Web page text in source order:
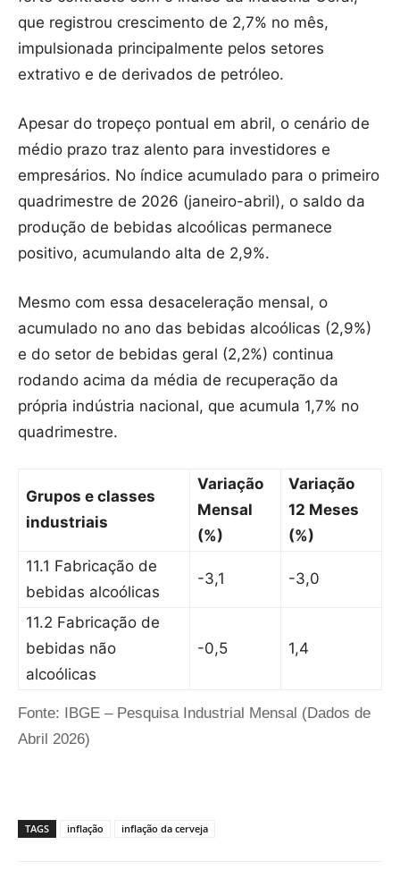
que registrou crescimento de 2,7% no mês,
impulsionada principalmente pelos setores
extrativo e de derivados de petróleo.
Apesar do tropeço pontual em abril, o cenário de
médio prazo traz alento para investidores e
empresários. No índice acumulado para o primeiro
quadrimestre de 2026 (janeiro-abril), o saldo da
produção de bebidas alcoólicas permanece
positivo, acumulando alta de 2,9%.
Mesmo com essa desaceleração mensal, o
acumulado no ano das bebidas alcoólicas (2,9%)
e do setor de bebidas geral (2,2%) continua
rodando acima da média de recuperação da
própria indústria nacional, que acumula 1,7% no
quadrimestre.
Grupos e classes
industriais
Variação
Mensal
(%)
Variação
12 Meses
(%)
11.1 Fabricação de
bebidas alcoólicas
-3,1 -3,0
11.2 Fabricação de
bebidas não
alcoólicas
-0,5 1,4
Fonte: IBGE – Pesquisa Industrial Mensal (Dados de
Abril 2026)
TAGS inflação inflação da cerveja